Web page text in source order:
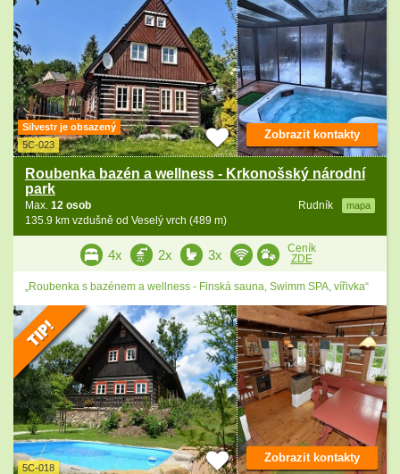
Silvestr je obsazený
5C-023
Roubenka bazén a wellness - Krkonošský národní
park
Rudník mapa
Max. 12 osob
135.9 km vzdušně od Veselý vrch (489 m)
Zobrazit kontakty
4x 2x 3x
Ceník
ZDE
„Roubenka s bazénem a wellness - Finská sauna, Swimm SPA, vířivka“
5C-018
Zobrazit kontakty